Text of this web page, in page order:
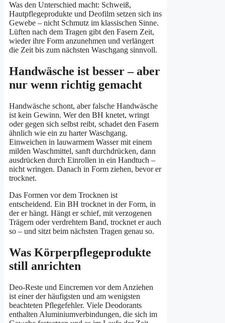
Was den Unterschied macht: Schweiß,
Hautpflegeprodukte und Deofilm setzen sich ins
Gewebe – nicht Schmutz im klassischen Sinne.
Lüften nach dem Tragen gibt den Fasern Zeit,
wieder ihre Form anzunehmen und verlängert
die Zeit bis zum nächsten Waschgang sinnvoll.
Handwäsche ist besser – aber
nur wenn richtig gemacht
Handwäsche schont, aber falsche Handwäsche
ist kein Gewinn. Wer den BH knetet, wringt
oder gegen sich selbst reibt, schadet den Fasern
ähnlich wie ein zu harter Waschgang.
Einweichen in lauwarmem Wasser mit einem
milden Waschmittel, sanft durchdrücken, dann
ausdrücken durch Einrollen in ein Handtuch –
nicht wringen. Danach in Form ziehen, bevor er
trocknet.
Das Formen vor dem Trocknen ist
entscheidend. Ein BH trocknet in der Form, in
der er hängt. Hängt er schief, mit verzogenen
Trägern oder verdrehtem Band, trocknet er auch
so – und sitzt beim nächsten Tragen genau so.
Was Körperpflegeprodukte
still anrichten
Deo-Reste und Eincremen vor dem Anziehen
ist einer der häufigsten und am wenigsten
beachteten Pflegefehler. Viele Deodorants
enthalten Aluminiumverbindungen, die sich im